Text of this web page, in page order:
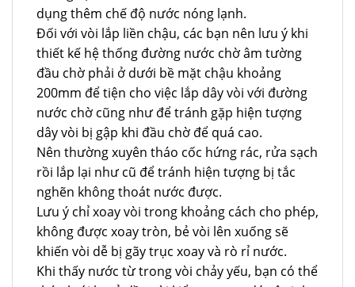
dụng thêm chế độ nước nóng lạnh.
Đối với vòi lắp liền chậu, các bạn nên lưu ý khi
thiết kế hệ thống đường nước chờ âm tường
đầu chờ phải ở dưới bề mặt chậu khoảng
200mm để tiện cho việc lắp dây vòi với đường
nước chờ cũng như để tránh gặp hiện tượng
dây vòi bị gập khi đầu chờ để quá cao.
Nên thường xuyên tháo cốc hứng rác, rửa sạch
rồi lắp lại như cũ để tránh hiện tượng bị tắc
nghẽn không thoát nước được.
Lưu ý chỉ xoay vòi trong khoảng cách cho phép,
không được xoay tròn, bẻ vòi lên xuống sẽ
khiến vòi dễ bị gãy trục xoay và rò rỉ nước.
Khi thấy nước từ trong vòi chảy yếu, bạn có thể